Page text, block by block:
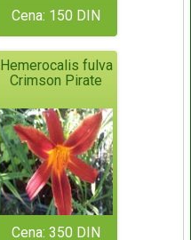
Cena: 150 DIN
Hemerocalis fulva
Crimson Pirate
Cena: 350 DIN